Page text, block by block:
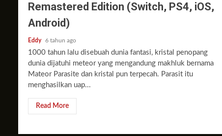
Remastered Edition (Switch, PS4, iOS,
Android)
Eddy 6 tahun ago
1000 tahun lalu disebuah dunia fantasi, kristal penopang
dunia dijatuhi meteor yang mengandung makhluk bernama
Mateor Parasite dan kristal pun terpecah. Parasit itu
menghasilkan uap...
Read More